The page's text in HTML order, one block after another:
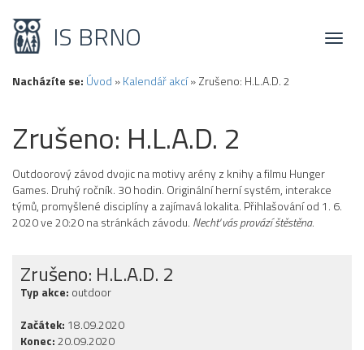
Toggle
IS BRNO
Nacházíte se: Úvod »Kalendář akcí»Zrušeno: H.L.A.D. 2
Zrušeno: H.L.A.D. 2
Outdoorový závod dvojic na motivy arény z knihy a filmu Hunger
Games. Druhý ročník. 30 hodin. Originální herní systém, interakce
týmů, promyšlené disciplíny a zajímavá lokalita. Přihlašování od 1. 6.
2020 ve 20:20 na stránkách závodu. Nechť vás provází štěstěna.
Zrušeno: H.L.A.D. 2
Typ akce: outdoor
Začátek: 18.09.2020
Konec:20.09.2020